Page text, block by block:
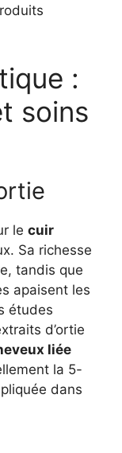
:
soins
le cuir
Sa richesse
tandis que
apaisent les
études
d’ortie
liée
la 5-
dans